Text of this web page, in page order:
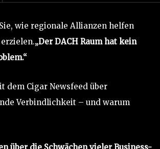
wie regionale Allianzen helfen
„Der DACH Raum hat kein
dem Cigar Newsfeed über
Verbindlichkeit – und warum